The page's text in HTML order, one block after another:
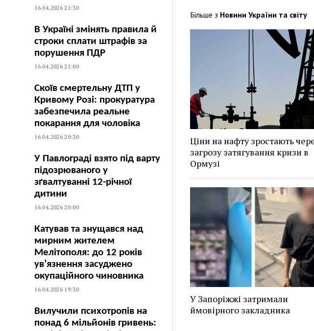
16.04.2026 21:30
В Україні змінять правила й
строки сплати штрафів за
порушення ПДР
16.04.2026 21:00
Скоїв смертельну ДТП у
Кривому Розі: прокуратура
забезпечила реальне
покарання для чоловіка
16.04.2026 20:30
У Павлограді взято під варту
підозрюваного у
зґвалтуванні 12-річної
дитини
16.04.2026 20:00
Катував та знущався над
мирним жителем
Мелітополя: до 12 років
ув’язнення засуджено
окупаційного чиновника
16.04.2026 19:30
Вилучили психотропів на
понад 6 мільйонів гривень:
Більше з Новини України та світу
Ціни на нафту зростають
загрозу затягування кризи в
Ормузі
У Запоріжжі затримали
ймовірного закладника